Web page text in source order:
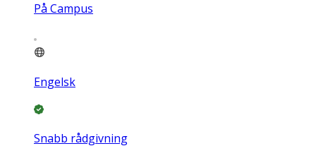
På Campus
Engelsk
Snabb rådgivning